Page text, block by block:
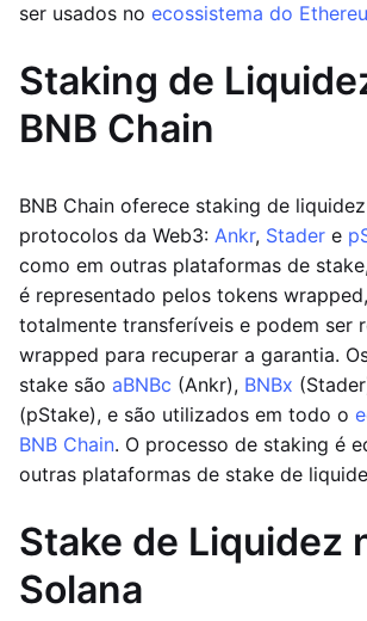
ser usados no ecossistema do
Staking de
BNB Chain
BNB Chain oferece staking de
protocolos da Web3: Ankr, Stader e
como em outras plataformas de
é representado pelos tokens
totalmente transferíveis e podem ser
wrapped para recuperar a garantia.
stake são aBNBc (Ankr), BNBx
(pStake), e são utilizados em todo o
BNB Chain. O processo de staking é
outras plataformas de stake de
Stake de Liquidez
Solana